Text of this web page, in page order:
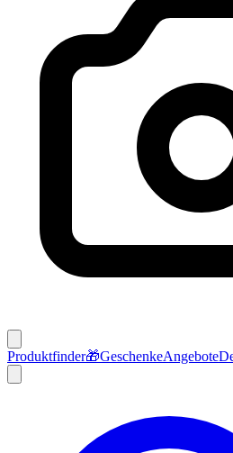
Produktfinder🎁GeschenkeAngebote